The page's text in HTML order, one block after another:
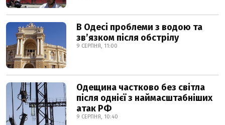
В Одесі проблеми з водою та
звʼязком після обстрілу
9 СЕРПНЯ, 11:00
Одещина частково без світла
після однієї з наймасштабніших
атак РФ
9 СЕРПНЯ, 10:40